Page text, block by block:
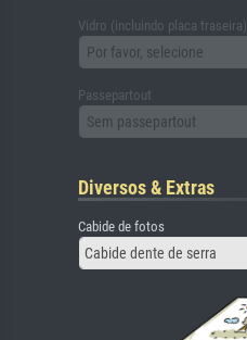
Vidro (incluindo placa traseira)
Por favor, selecione
Passepartout
Sem passepartout
Diversos & Extras
Cabide de fotos
Cabide dente de serra